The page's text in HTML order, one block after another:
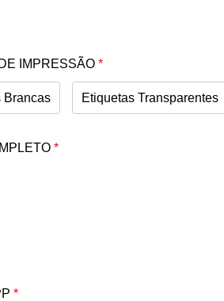
IMPRESSÃO *
Brancas Etiquetas Transparentes
*
*